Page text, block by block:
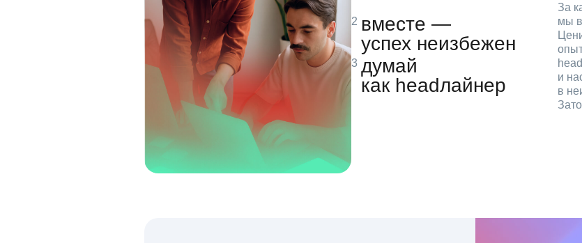
За
вместе —
успех неизбежен
мы
думай
как headлайнер
и
в